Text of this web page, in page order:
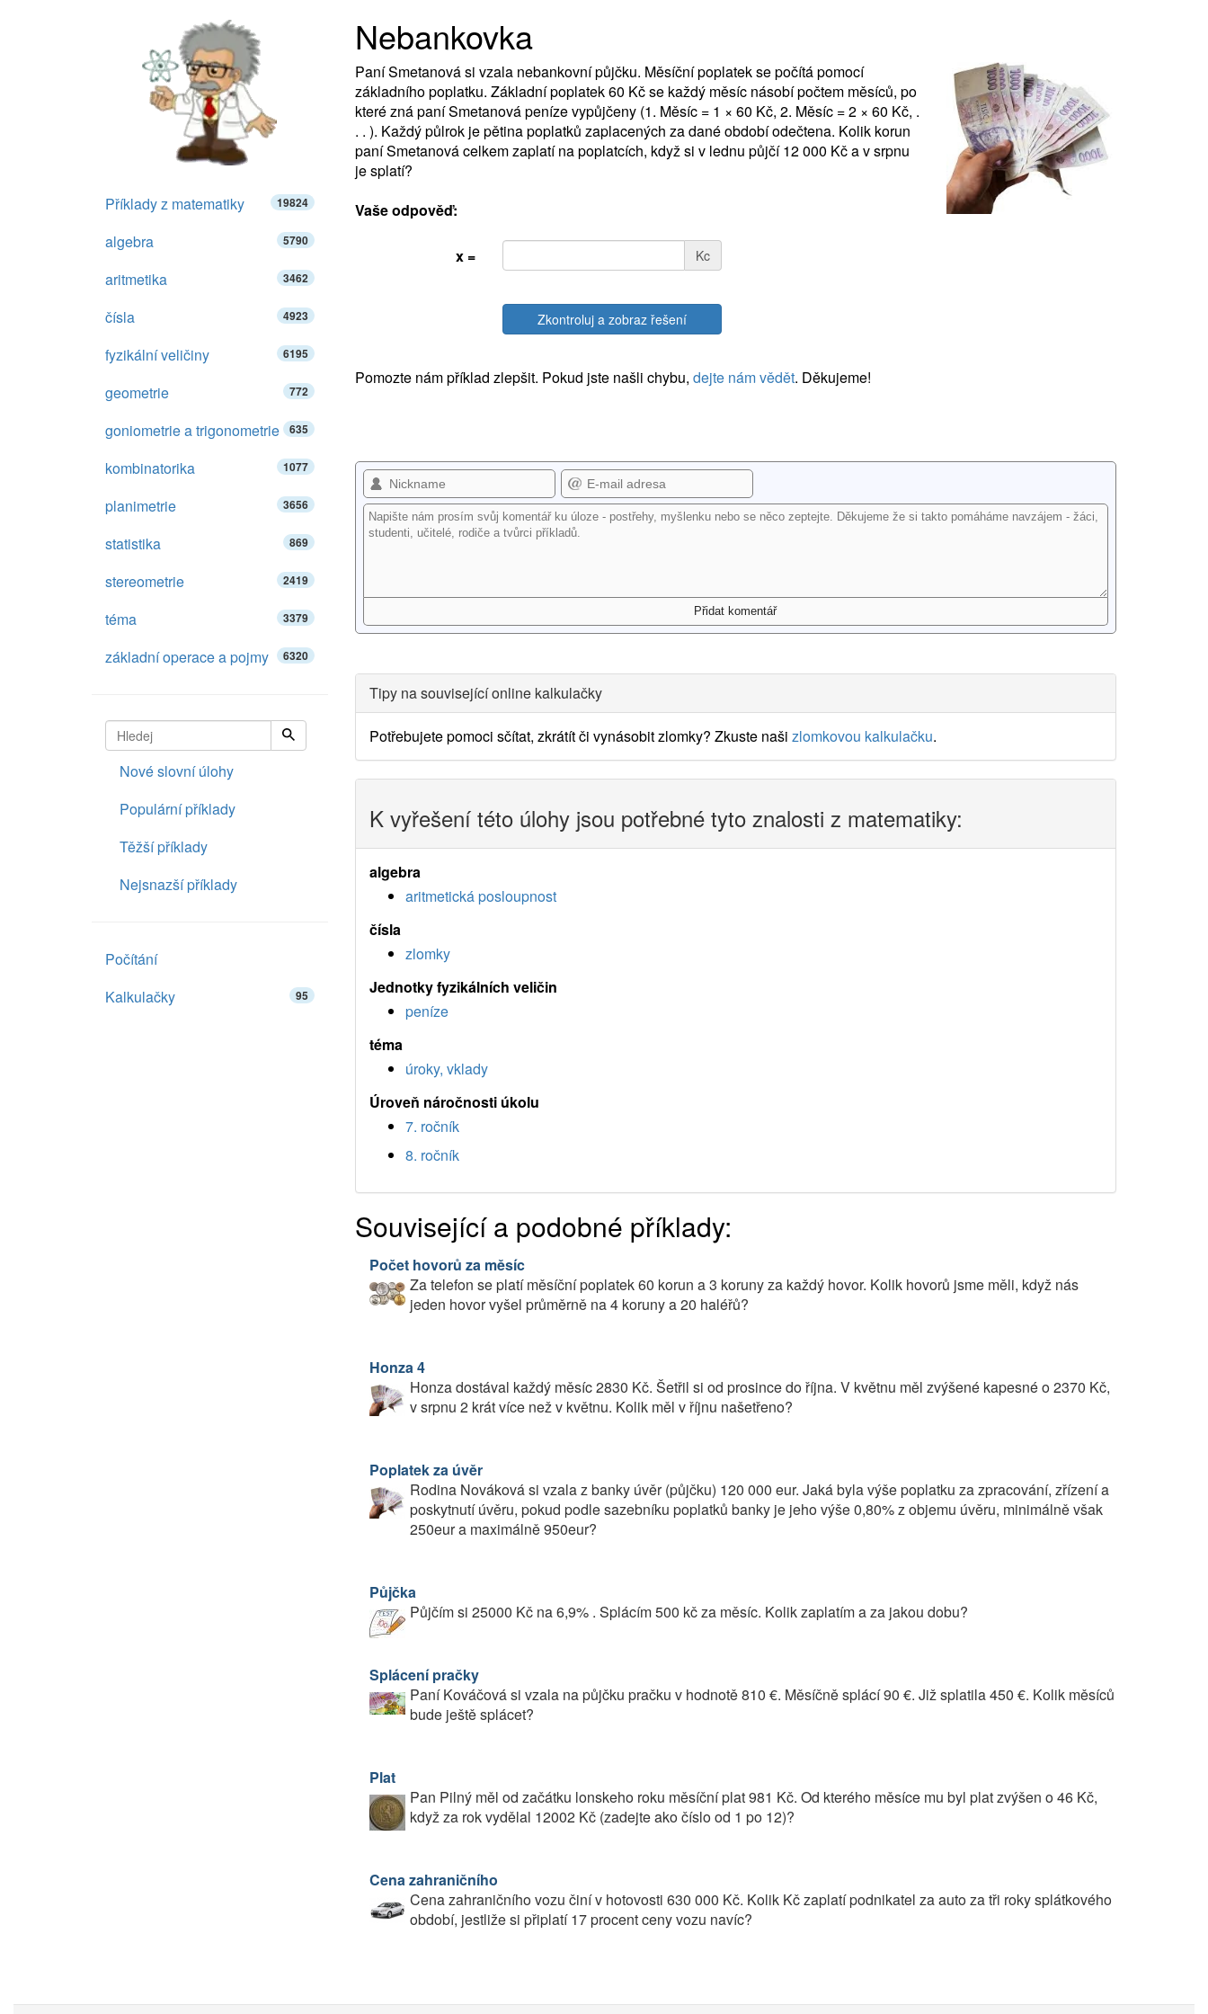
Nebankovka
Paní Smetanová si vzala nebankovní půjčku. Měsíční poplatek se počítá pomocí
základního poplatku. Základní poplatek 60 Kč se každý měsíc násobí počtem měsíců, po
které zná paní Smetanová peníze vypůjčeny (1. Měsíc = 1 × 60 Kč, 2. Měsíc = 2 × 60 Kč, .
. . ). Každý půlrok je pětina poplatků zaplacených za dané období odečtena. Kolik korun
paní Smetanová celkem zaplatí na poplatcích, když si v lednu půjčí 12 000 Kč a v srpnu
je splatí?
Vaše odpověď:
x = Kc
Zkontroluj a zobraz řešení
Pomozte nám příklad zlepšit. Pokud jste našli chybu, dejte nám vědět. Děkujeme!
Tipy na související online kalkulačky
Potřebujete pomoci sčítat, zkrátít či vynásobit zlomky? Zkuste naši zlomkovou kalkulačku.
K vyřešení této úlohy jsou potřebné tyto znalosti z matematiky:
algebra
aritmetická posloupnost
čísla
zlomky
Jednotky fyzikálních veličin
peníze
téma
úroky, vklady
Úroveň náročnosti úkolu
7. ročník
8. ročník
Související a podobné příklady:
Počet hovorů za měsíc
Za telefon se platí měsíční poplatek 60 korun a 3 koruny za každý hovor. Kolik hovorů jsme měli, když nás
jeden hovor vyšel průměrně na 4 koruny a 20 haléřů?
Honza 4
Honza dostával každý měsíc 2830 Kč. Šetřil si od prosince do října. V květnu měl zvýšené kapesné o 2370 Kč,
v srpnu 2 krát více než v květnu. Kolik měl v říjnu našetřeno?
Poplatek za úvěr
Rodina Nováková si vzala z banky úvěr (půjčku) 120 000 eur. Jaká byla výše poplatku za zpracování, zřízení a
poskytnutí úvěru, pokud podle sazebníku poplatků banky je jeho výše 0,80% z objemu úvěru, minimálně však
250eur a maximálně 950eur?
Půjčka
Půjčím si 25000 Kč na 6,9% . Splácím 500 kč za měsíc. Kolik zaplatím a za jakou dobu?
Splácení pračky
Paní Kováčová si vzala na půjčku pračku v hodnotě 810 €. Měsíčně splácí 90 €. Již splatila 450 €. Kolik měsíců
bude ještě splácet?
Plat
Pan Pilný měl od začátku lonskeho roku měsíční plat 981 Kč. Od kterého měsíce mu byl plat zvýšen o 46 Kč,
když za rok vydělal 12002 Kč (zadejte ako číslo od 1 po 12)?
Cena zahraničního
Cena zahraničního vozu činí v hotovosti 630 000 Kč. Kolik Kč zaplatí podnikatel za auto za tři roky splátkového
období, jestliže si připlatí 17 procent ceny vozu navíc?
Příklady z matematiky 19824
algebra 5790
aritmetika 3462
čísla 4923
fyzikální veličiny 6195
geometrie 772
goniometrie a trigonometrie 635
kombinatorika 1077
planimetrie 3656
statistika 869
stereometrie 2419
téma 3379
základní operace a pojmy 6320
Nové slovní úlohy
Populární příklady
Těžší příklady
Nejsnazší příklady
Počítání
Kalkulačky
95